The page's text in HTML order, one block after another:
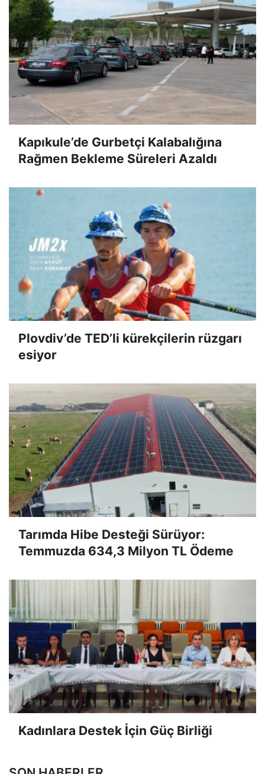
Kapıkule’de Gurbetçi Kalabalığına
Rağmen Bekleme Süreleri Azaldı
Plovdiv’de TED’li kürekçilerin rüzgarı
esiyor
Tarımda Hibe Desteği Sürüyor:
Temmuzda 634,3 Milyon TL Ödeme
Kadınlara Destek İçin Güç Birliği